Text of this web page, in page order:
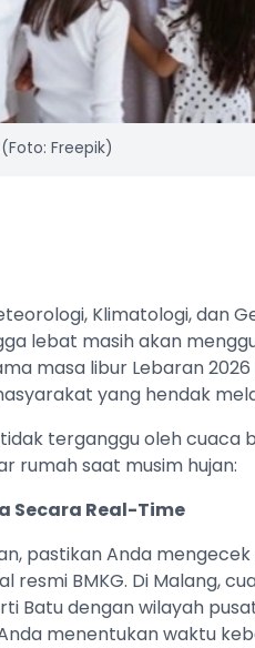
Freepik)
Klimatologi, dan
lebat masih akan
masa libur Lebaran
yang hendak
terganggu oleh cuaca
rumah saat musim hujan:
Secara Real-Time
pastikan Anda
resmi BMKG. Di Malang,
Batu dengan wilayah
menentukan waktu